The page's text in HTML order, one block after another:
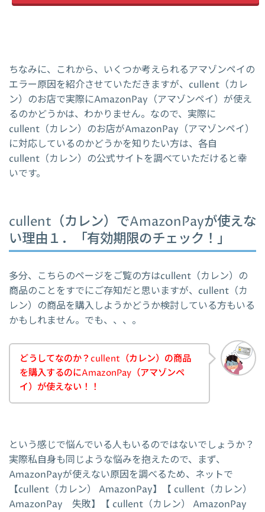
ちなみに、これから、いくつか考えられるアマゾンペイの
エラー原因を紹介させていただきますが、cullent（カレ
ン）のお店で実際にAmazonPay（アマゾンペイ）が使え
るのかどうかは、わかりません。なので、実際に
cullent（カレン）のお店がAmazonPay（アマゾンペイ）
に対応しているのかどうかを知りたい方は、各自
cullent（カレン）の公式サイトを調べていただけると幸
いです。
cullent（カレン）でAmazonPayが使えな
い理由１．「有効期限のチェック！」
多分、こちらのページをご覧の方はcullent（カレン）の
商品のことをすでにご存知だと思いますが、cullent（カ
レン）の商品を購入しようかどうか検討している方もいる
かもしれません。でも、、、。
どうしてなのか？cullent（カレン）の商品
を購入するのにAmazonPay（アマゾンペ
イ）が使えない！！
という感じで悩んでいる人もいるのではないでしょうか？
実際私自身も同じような悩みを抱えたので、まず、
AmazonPayが使えない原因を調べるため、ネットで
【cullent（カレン） AmazonPay】【 cullent（カレン）
AmazonPay 失敗】【 cullent（カレン） AmazonPay